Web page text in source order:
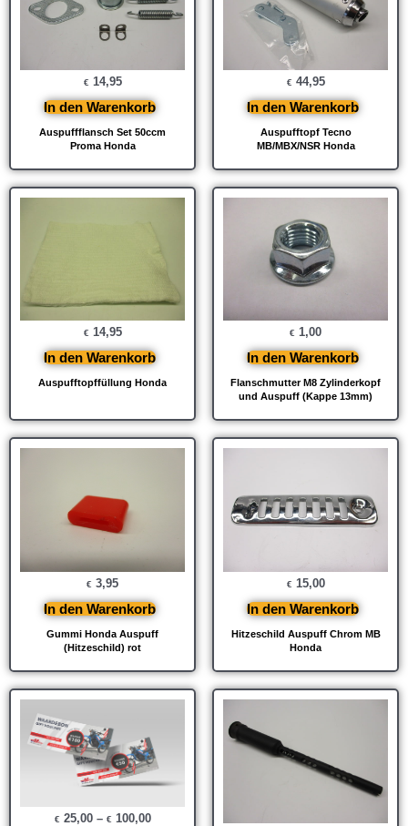
Auspuffflansch Set 50ccm
Proma Honda
€ 14,95
In den Warenkorb
Auspufftopf Tecno
MB/MBX/NSR Honda
€ 44,95
In den Warenkorb
Auspufftopffüllung Honda
€ 14,95
In den Warenkorb
Flanschmutter M8 Zylinderkopf
und Auspuff (Kappe 13mm)
€ 1,00
In den Warenkorb
Gummi Honda Auspuff
(Hitzeschild) rot
€ 3,95
In den Warenkorb
Hitzeschild Auspuff Chrom MB
Honda
€ 15,00
In den Warenkorb
€ 25,00– € 100,00